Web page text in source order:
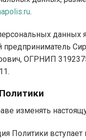
.
данных
ОГРНИП
изменять
Политики вступает